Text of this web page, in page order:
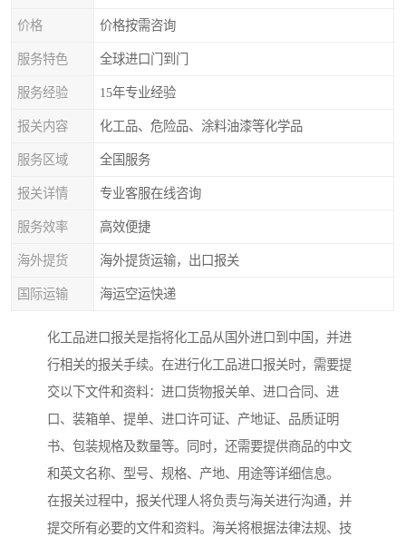
价格 价格按需咨询
服务特色 全球进口门到门
服务经验 15年专业经验
报关内容 化工品、危险品、涂料油漆等化学品
服务区域 全国服务
报关详情 专业客服在线咨询
服务效率 高效便捷
海外提货 海外提货运输，出口报关
国际运输 海运空运快递
化工品进口报关是指将化工品从国外进口到中国，并进
行相关的报关手续。在进行化工品进口报关时，需要提
交以下文件和资料：进口货物报关单、进口合同、进
口、装箱单、提单、进口许可证、产地证、品质证明
书、包装规格及数量等。同时，还需要提供商品的中文
和英文名称、型号、规格、产地、用途等详细信息。
在报关过程中，报关代理人将负责与海关进行沟通，并
提交所有必要的文件和资料。海关将根据法律法规、技